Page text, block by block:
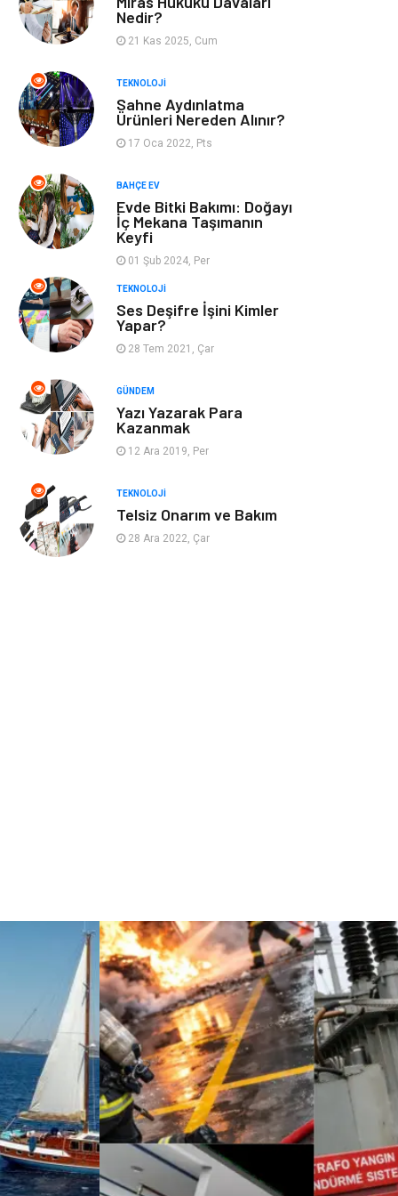
Eğlence Organizasyon
Bahçe Ev
Finans & Ekonomi Yeme & İçme
Plastik
Tekstil Turizm
Hediyelik Eşya
İnternet Ambalaj
Endüstriyel
Ürünler
Bebek Giyim
Markalar Telekomünikasyon
Pazarlama
Kiralama
Servisleri
Nedir?
21 Kas 2025, Cum
TEKNOLOJI
Sahne Aydınlatma
Ürünleri Nereden Alınır?
17 Oca 2022, Pts
BAHÇE EV
Evde Bitki Bakımı: Doğayı
İç Mekana Taşımanın
Keyfi
01 Şub 2024, Per
TEKNOLOJI
Ses Deşifre İşini Kimler
Yapar?
28 Tem 2021, Çar
GÜNDEM
Yazı Yazarak Para
Kazanmak
12 Ara 2019, Per
TEKNOLOJI
Telsiz Onarım ve Bakım
28 Ara 2022, Çar